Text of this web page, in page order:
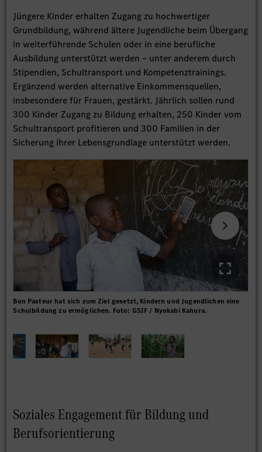
Jüngere Kinder erhalten Zugang zu hochwertiger
Grundbildung, während ältere Jugendliche beim Übergang
in weiterführende Schulen oder in eine berufliche
Ausbildung unterstützt werden – unter anderem durch
Stipendien, Schultransport und Kompetenztrainings.
Ergänzend werden alternative Einkommensquellen,
insbesondere für Frauen, gestärkt. Jährlich sollen rund
300 Kinder Zugang zu Bildung erhalten, 250 Kinder vom
Schultransport profitieren und 300 Familien in der
Sicherung ihrer Lebensgrundlage unterstützt werden.
Bon Pasteur hat sich zum Ziel gesetzt, Kindern und Jugendlichen eine
Schulbildung zu ermöglichen. Foto: GSIF / Nyokabi Kahura.
Soziales Engagement für Bildung und
Berufsorientierung